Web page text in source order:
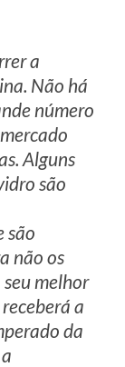
a
Não há
número
Alguns
são
são
não os
melhor
a
da